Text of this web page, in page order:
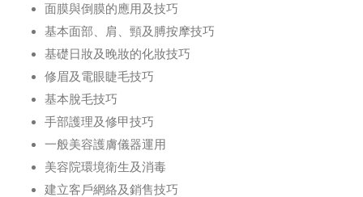
面膜與倒膜的應用及技巧
基本面部、肩、頸及膊按摩技巧
基礎日妝及晚妝的化妝技巧
修眉及電眼睫毛技巧
基本脫毛技巧
手部護理及修甲技巧
一般美容護膚儀器運用
美容院環境衛生及消毒
建立客戶網絡及銷售技巧